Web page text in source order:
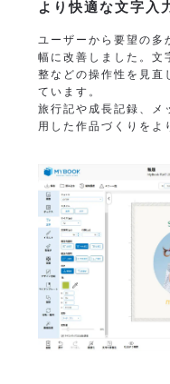
より快適な文字入
ユーザーから要望の多
幅に改善しました。文
整などの操作性を見直
ています。
旅行記や成長記録、メ
用した作品づくりをよ